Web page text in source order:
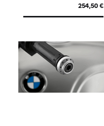
254,50 €